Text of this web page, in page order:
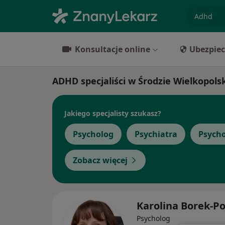
Konsultacje online
ADHD specjaliści w Środzie
Jakiego specjalisty szukasz?
Psycholog Psychiatra
Zobacz więcej
Karolina Borek-
Psycholog